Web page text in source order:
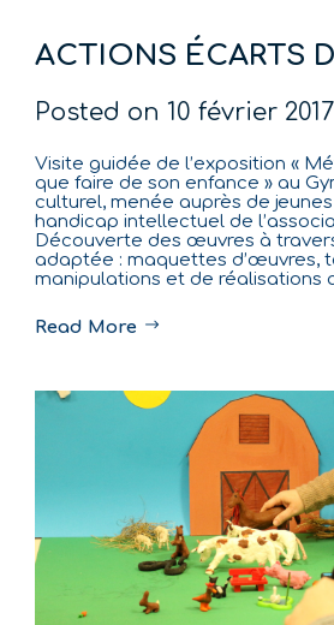
ACTIONS ÉCARTS
Posted on 10 février 2017
Visite guidée de l’exposition «
que faire de son enfance » au
culturel, menée auprès de
handicap intellectuel de
Découverte des œuvres à
adaptée : maquettes d’œuvres,
manipulations et de réalisations
Read More